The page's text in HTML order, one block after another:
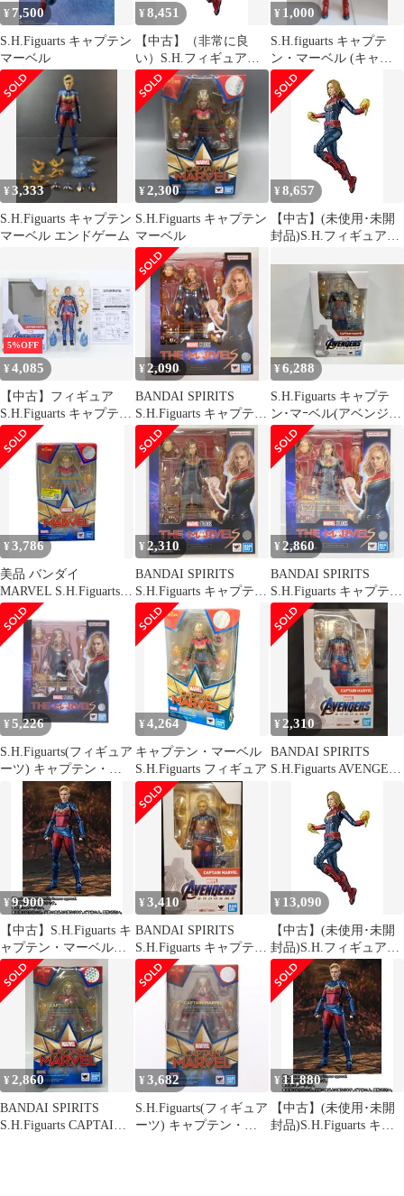
¥ 7,500
S.H.Figuarts キャプテン
マーベル
¥8,451
【中古】（非常に良
い）S.H.フィギュアー
ツ キャプテン・マーベ
ル 約150mm PVC&ABS
製 塗装済み可動フィギ
¥ 1,000
S.H.figuarts キャプテ
ン・マーベル (キャプ
テン・マーベル)
¥3,333
S.H.Figuarts キャプテン
マーベル エンドゲーム
¥2,300
S.H.Figuarts キャプテン
マーベル
¥8,657
【中古】(未使用･未開
封品)S.H.フィギュアー
ル 約150mm PVC&ABS
製 塗装済み可動フィギ
5%OFF
¥4,085
【中古】フィギュア
S.H.Figuarts キャプテ
ン・マーベル 「アベン
ジャーズ/エンドゲー
ム」 魂ウェブ商店限定
¥2,090
BANDAI SPIRITS
S.H.Figuarts キャプテ
ン・マーベル(マーベル
ズ)
¥6,288
S.H.Figuarts キャプテ
ン･マｰベル(アベンジャ
ｰズ/エンドゲｰム) アベ
ンジャｰズ/エンドゲｰム
¥ 3,786
美品 バンダイ
MARVEL S.H.Figuarts
キャプテン・マーベル
フィギュア
¥2,310
BANDAI SPIRITS
S.H.Figuarts キャプテ
ン・マーベル(マーベル
ズ)
¥2,860
BANDAI SPIRITS
S.H.Figuarts キャプテ
ン・マーベル(マーベル
ズ)
¥ 5,226
S.H.Figuarts(フィギュア
ーツ) キャプテン・マ
ーベル(マーベルズ) 完
成品 可動フィギュア バ
ンダイスピリッツ
¥ 4,264
キャプテン・マーベル
S.H.Figuarts フィギュア
¥2,310
BANDAI SPIRITS
S.H.Figuarts AVENGERS
ン・マーベル
¥9,900
【中古】S.H.Figuarts キ
ャプテン・マーベル
（アベンジャーズエン
ドゲーム）全高約
150mm 可動フィギュア
¥3,410
BANDAI SPIRITS
S.H.Figuarts キャプテ
ン・マーベル
¥ 13,090
【中古】(未使用･未開
封品)S.H.フィギュアー
ツ キャプテン・マーベ
ル 約150mm PVC&ABS
製 塗装済み可動フィギ
ュア
¥ 2,860
BANDAI SPIRITS
S.H.Figuarts CAPTAIN
¥3,682
S.H.Figuarts(フィギュア
ーツ) キャプテン・マ
¥11,880
【中古】(未使用･未開
封品)S.H.Figuarts キャ